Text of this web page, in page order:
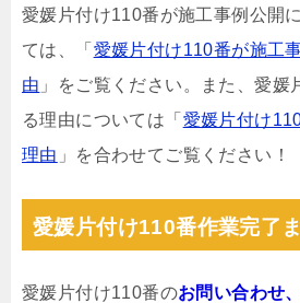
愛媛片付け110番が施工事例公開
ては、「 愛媛片付け110番が施工
由 」をご覧ください。また、愛媛
る理由については「 愛媛片付け
理由 」を合わせてご覧ください！
愛媛片付け110番作業完了
愛媛片付け110番のお問い合わせ